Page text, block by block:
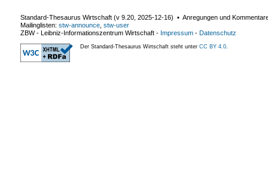
Standard-Thesaurus Wirtschaft (v 9.20 2025-12-16) ▪ Anregungen und
Mailinglisten: stw-announce stw-user
ZBW - Leibniz-Informationszentrum Wirtschaft - Impressum - Datenschutz
Der Standard-Thesaurus Wirtschaft steht unter CC BY 4.0